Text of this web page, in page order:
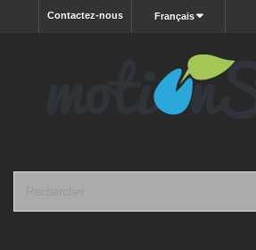
Français
Contactez-nous